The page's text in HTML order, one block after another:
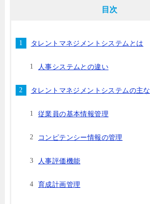
目次
タレントマネジメントシステムとは
人事システムとの違い
タレントマネジメントシステムの主
従業員の基本情報管理
コンピテンシー情報の管理
人事評価機能
育成計画管理